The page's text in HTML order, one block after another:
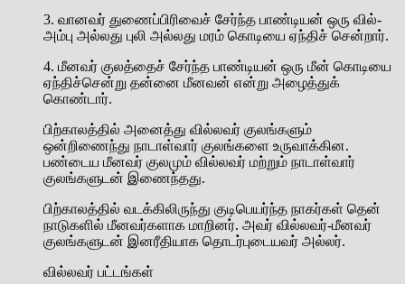
3. வானவர் துணைப்பிரிவைச் சேர்ந்த பாண்டியன் ஒரு வில்-
அம்பு அல்லது புலி அல்லது மரம் கொடியை ஏந்திச் சென்றார்.
4. மீனவர் குலத்தைச் சேர்ந்த பாண்டியன் ஒரு மீன் கொடியை
ஏந்திச்சென்று தன்னை மீனவன் என்று அழைத்துக்
கொண்டார்.
பிற்காலத்தில் அனைத்து வில்லவர் குலங்களும்
ஒன்றிணைந்து நாடாள்வார் குலங்களை உருவாக்கின.
பண்டைய மீனவர் குலமும் வில்லவர் மற்றும் நாடாள்வார்
குலங்களுடன் இணைந்தது.
பிற்காலத்தில் வடக்கிலிருந்து குடிபெயர்ந்த நாகர்கள் தென்
நாடுகளில் மீனவர்களாக மாறினர். அவர் வில்லவர்-மீனவர்
குலங்களுடன் இனரீதியாக தொடர்புடையவர் அல்லர்.
வில்லவர் பட்டங்கள்